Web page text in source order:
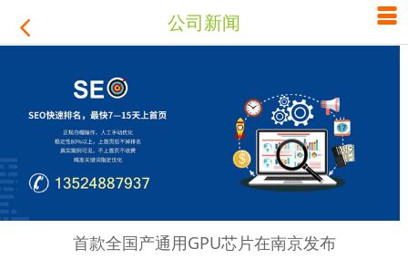
 公司新闻 
首款全国产通用GPU芯片在南京发布